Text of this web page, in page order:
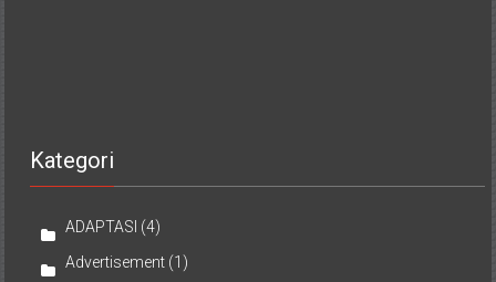
Kategori
ADAPTASI (4)
Advertisement (1)